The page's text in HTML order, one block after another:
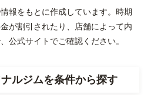
報をもとに作成しています。時期
が割引されたり、店舗によって内
公式サイトでご確認ください。
ルジムを条件から探す